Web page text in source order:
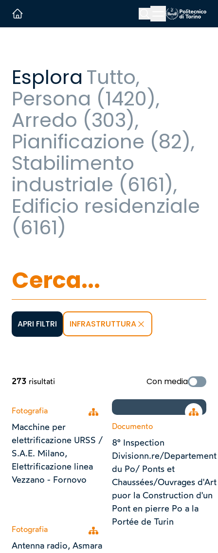
Menu button
Esplora Tutto,
Persona (1420),
Arredo (303),
Pianificazione (82),
Stabilimento
industriale (6161),
Edificio residenziale
(6161)
APRI FILTRI INFRASTRUTTURA
273 risultati Con media
Open tree
Fotografia
Macchine per
elettrificazione URSS /
S.A.E. Milano,
Elettrificazione linea
Vezzano - Fornovo
Open tree
Fotografia
Antenna radio, Asmara
Open
Documento
8° Inspection
Divisionn.re/Departement
du Po/ Ponts et
Chaussées/Ouvrages d'Art
puor la Construction d'un
Pont en pierre Po a la
Portée de Turin